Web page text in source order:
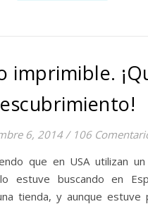
imprimible.
6, 2014 / 106
que en USA utilizan
estuve buscando en
tienda, y aunque estuve